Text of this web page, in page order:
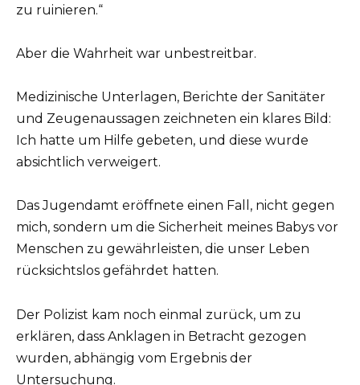
zu ruinieren.“
Aber die Wahrheit war unbestreitbar.
Medizinische Unterlagen, Berichte der Sanitäter
und Zeugenaussagen zeichneten ein klares Bild:
Ich hatte um Hilfe gebeten, und diese wurde
absichtlich verweigert.
Das Jugendamt eröffnete einen Fall, nicht gegen
mich, sondern um die Sicherheit meines Babys vor
Menschen zu gewährleisten, die unser Leben
rücksichtslos gefährdet hatten.
Der Polizist kam noch einmal zurück, um zu
erklären, dass Anklagen in Betracht gezogen
wurden, abhängig vom Ergebnis der
Untersuchung.